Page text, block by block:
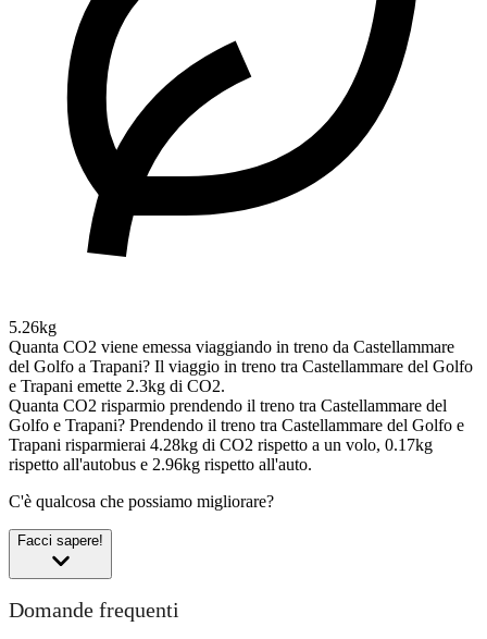
5.26kg
Quanta CO2 viene emessa viaggiando in treno da Castellammare
del Golfo a Trapani? Il viaggio in treno tra Castellammare del Golfo
e Trapani emette 2.3kg di CO2.
Quanta CO2 risparmio prendendo il treno tra Castellammare del
Golfo e Trapani? Prendendo il treno tra Castellammare del Golfo e
Trapani risparmierai 4.28kg di CO2 rispetto a un volo, 0.17kg
rispetto all'autobus e 2.96kg rispetto all'auto.
C'è qualcosa che possiamo migliorare?
Facci sapere!
Domande frequenti